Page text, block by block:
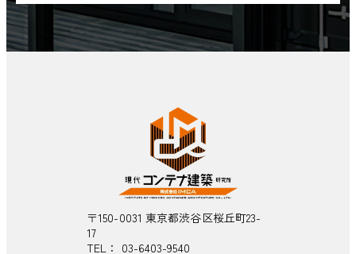
〒150-0031 東京都渋谷区桜丘町23-
17
TEL： 03-6403-9540